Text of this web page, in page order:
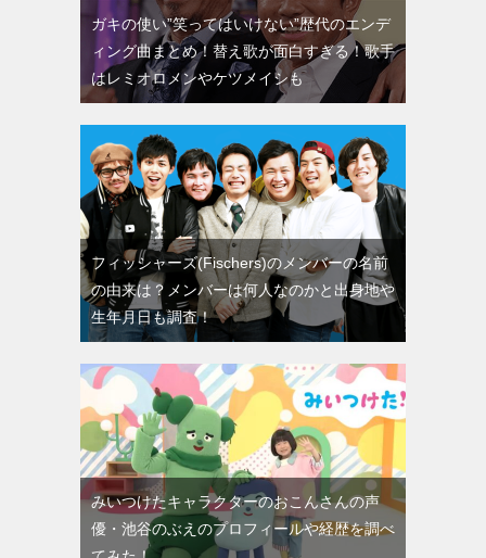
ガキの使い”笑ってはいけない”歴代のエンデ
ィング曲まとめ！替え歌が面白すぎる！歌手
はレミオロメンやケツメイシも
フィッシャーズ(Fischers)のメンバーの名前
の由来は？メンバーは何人なのかと出身地や
生年月日も調査！
みいつけたキャラクターのおこんさんの声
優・池谷のぶえのプロフィールや経歴を調べ